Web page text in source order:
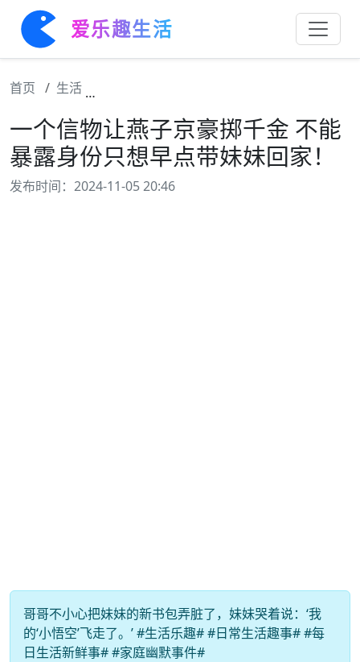
爱乐趣生活
首页 生活
一个信物让燕子京豪掷千金 不能
暴露身份只想早点带妹妹回家！
发布时间：2024-11-05 20:46
哥哥不小心把妹妹的新书包弄脏了，妹妹哭着说：‘我
的‘小悟空’飞走了。’ #生活乐趣# #日常生活趣事# #每
日生活新鲜事# #家庭幽默事件#